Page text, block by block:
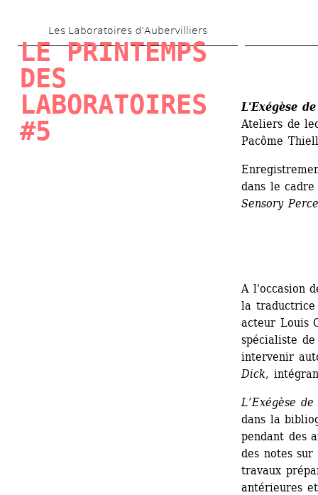
au
contenu
Les Laboratoires d’Aubervilliers
LE PRINTEMPS
DES
LABORATOIRES
#5
L'Exégèse
Ateliers de
Pacôme
dans le
Sensory
A l'occasion
la traductrice
acteur Louis
spécialiste
intervenir
Dick,
L’Exégèse
dans la
pendant des
des notes
travaux
antérieures